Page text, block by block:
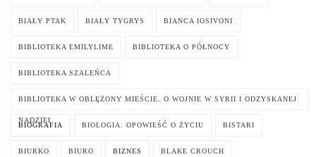
BIAŁY PTAK BIAŁY TYGRYS BIANCA IOSIVONI
BIBLIOTEKA EMILYLIME BIBLIOTEKA O PÓŁNOCY
BIBLIOTEKA SZALEŃCA
BIBLIOTEKA W OBLĘŻONY MIEŚCIE. O WOJNIE W SYRII I ODZYSKANEJ
NADZIEI
BIOGRAFIA BIOLOGIA. OPOWIEŚĆ O ŻYCIU BISTARI
BIURKO BIURO BIZNES BLAKE CROUCH